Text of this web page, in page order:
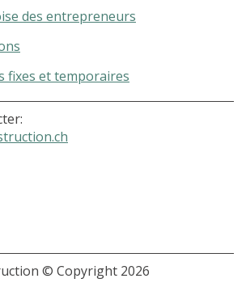
des entrepreneurs
fixes et temporaires
© Copyright 2026